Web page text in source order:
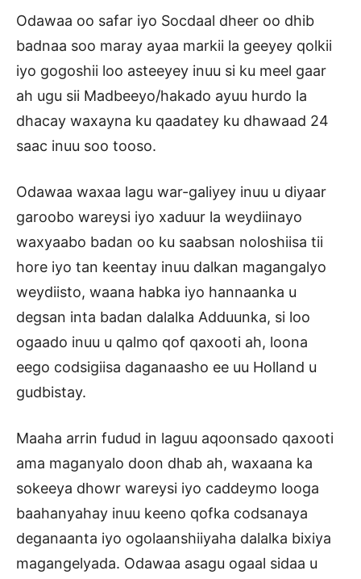
Odawaa oo safar iyo Socdaal dheer oo dhib
badnaa soo maray ayaa markii la geeyey qolkii
iyo gogoshii loo asteeyey inuu si ku meel gaar
ah ugu sii Madbeeyo/hakado ayuu hurdo la
dhacay waxayna ku qaadatey ku dhawaad 24
saac inuu soo tooso.
Odawaa waxaa lagu war-galiyey inuu u diyaar
garoobo wareysi iyo xaduur la weydiinayo
waxyaabo badan oo ku saabsan noloshiisa tii
hore iyo tan keentay inuu dalkan magangalyo
weydiisto, waana habka iyo hannaanka u
degsan inta badan dalalka Adduunka, si loo
ogaado inuu u qalmo qof qaxooti ah, loona
eego codsigiisa daganaasho ee uu Holland u
gudbistay.
Maaha arrin fudud in laguu aqoonsado qaxooti
ama maganyalo doon dhab ah, waxaana ka
sokeeya dhowr wareysi iyo caddeymo looga
baahanyahay inuu keeno qofka codsanaya
deganaanta iyo ogolaanshiiyaha dalalka bixiya
magangelyada. Odawaa asagu ogaal sidaa u